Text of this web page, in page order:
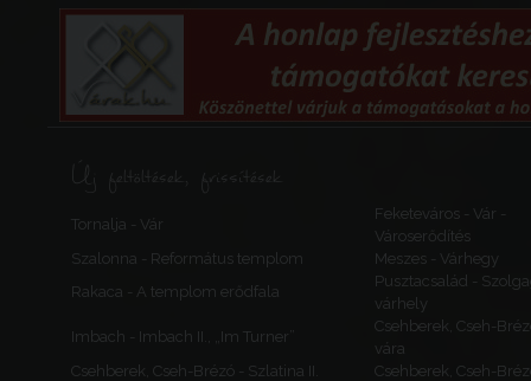
Új feltöltések, frissítések
Tornalja - Vár
Feketeváros - Vár -
Városerődítés
Szalonna - Református templom
Meszes - Várhegy
Rakaca - A templom erődfala
Pusztacsalád -
várhely
Imbach - Imbach II., „Im Turner”
Csehberek, Cseh-
vára
Csehberek, Cseh-Brézó - Szlatina II.
Csehberek, Cseh-